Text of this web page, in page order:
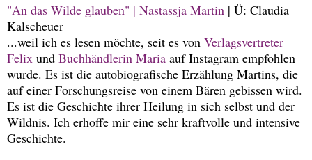
"An das Wilde glauben" | Nastassja Martin | Ü: Claudia
Kalscheuer
...weil ich es lesen möchte, seit es von Verlagsvertreter
Felix und Buchhändlerin Maria auf Instagram empfohlen
wurde. Es ist die autobiografische Erzählung Martins, die
auf einer Forschungsreise von einem Bären gebissen wird.
Es ist die Geschichte ihrer Heilung in sich selbst und der
Wildnis. Ich erhoffe mir eine sehr kraftvolle und intensive
Geschichte.